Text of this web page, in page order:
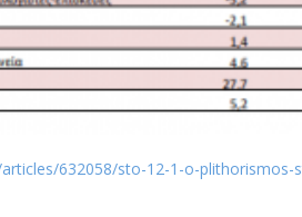
632058/sto-12-1-o-